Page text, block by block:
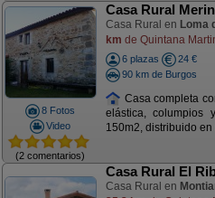
8 Fotos
Video
(2 comentarios)
Casa Rural
Casa Rural en Loma
km de Quintana
6 plazas
24 €
90 km de Burgos
Casa completa
elástica, columpios
150m2, distribuido en
Casa Rural El
Casa Rural en